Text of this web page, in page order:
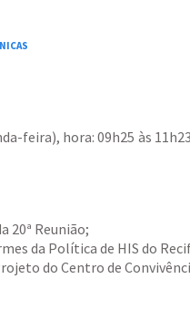
feira), hora: 09h25 às
20ª Reunião;
da Política de HIS do
do Centro de